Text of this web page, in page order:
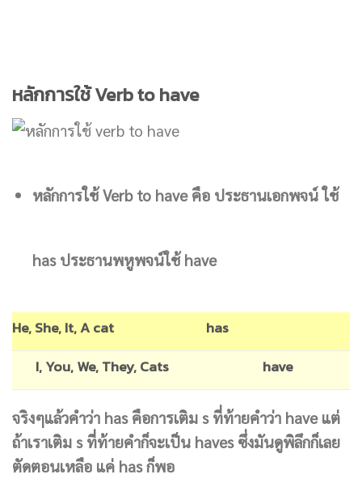
หลักการใช้ Verb to have
หลักการใช้ Verb to have คือ ประธานเอกพจน์ ใช้
has ประธานพหูพจน์ใช้ have
He, She, It, A cat
has
I, You, We, They, Cats
have
จริงๆแล้วคำว่า has คือการเติม s ที่ท้ายคำว่า have แต่
ถ้าเราเติม s ที่ท้ายคำก็จะเป็น haves ซึ่งมันดูพิลึกก็เลย
ตัดตอนเหลือ แค่ has ก็พอ